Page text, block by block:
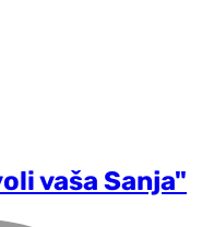
vaša Sanja"